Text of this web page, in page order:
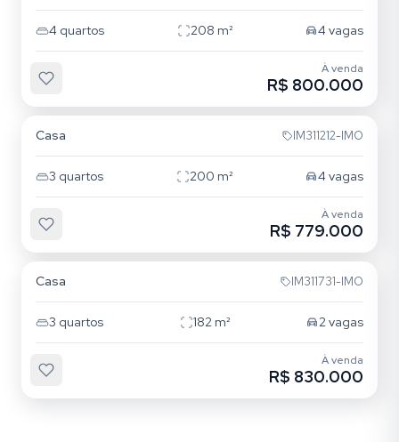
4 quartos 208 m² 4 vagas
À venda
R$ 800.000
Casa IM311212-IMO
3 quartos 200 m² 4 vagas
À venda
R$ 779.000
Casa IM311731-IMO
3 quartos 182m² 2vagas
À venda
R$ 830.000